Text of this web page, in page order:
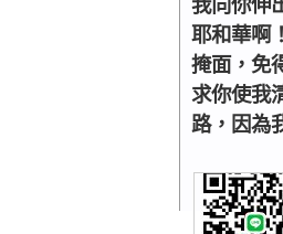
耶和華啊
掩面，免
求你使我
路，因為